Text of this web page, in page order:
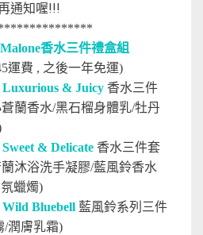
通知喔!!!
香水三件禮盒組
運費 , 之後一年免運)
Luxurious & Juicy 香水三件
蘭香水/黑石榴身體乳/牡丹
& Delicate 香水三件套
沐浴洗手凝膠/藍風鈴香水
蠟燭)
Bluebell 藍風鈴系列三件
/潤膚乳霜)